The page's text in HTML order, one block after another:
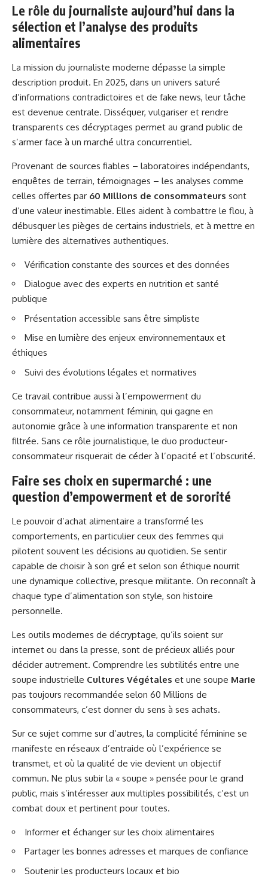
Le rôle du journaliste aujourd’hui dans la
sélection et l’analyse des produits
alimentaires
La mission du journaliste moderne dépasse la simple
description produit. En 2025, dans un univers saturé
d’informations contradictoires et de fake news, leur tâche
est devenue centrale. Disséquer, vulgariser et rendre
transparents ces décryptages permet au grand public de
s’armer face à un marché ultra concurrentiel.
Provenant de sources fiables – laboratoires indépendants,
enquêtes de terrain, témoignages – les analyses comme
celles offertes par 60 Millions de consommateurs sont
d’une valeur inestimable. Elles aident à combattre le flou, à
débusquer les pièges de certains industriels, et à mettre en
lumière des alternatives authentiques.
Vérification constante des sources et des données
Dialogue avec des experts en nutrition et santé
publique
Présentation accessible sans être simpliste
Mise en lumière des enjeux environnementaux et
éthiques
Suivi des évolutions légales et normatives
Ce travail contribue aussi à l’empowerment du
consommateur, notamment féminin, qui gagne en
autonomie grâce à une information transparente et non
filtrée. Sans ce rôle journalistique, le duo producteur-
consommateur risquerait de céder à l’opacité et l’obscurité.
Faire ses choix en supermarché : une
question d’empowerment et de sororité
Le pouvoir d’achat alimentaire a transformé les
comportements, en particulier ceux des femmes qui
pilotent souvent les décisions au quotidien. Se sentir
capable de choisir à son gré et selon son éthique nourrit
une dynamique collective, presque militante. On reconnaît à
chaque type d’alimentation son style, son histoire
personnelle.
Les outils modernes de décryptage, qu’ils soient sur
internet ou dans la presse, sont de précieux alliés pour
décider autrement. Comprendre les subtilités entre une
soupe industrielle Cultures Végétales et une soupe Marie
pas toujours recommandée selon 60 Millions de
consommateurs, c’est donner du sens à ses achats.
Sur ce sujet comme sur d’autres, la complicité féminine se
manifeste en réseaux d’entraide où l’expérience se
transmet, et où la qualité de vie devient un objectif
commun. Ne plus subir la « soupe » pensée pour le grand
public, mais s’intéresser aux multiples possibilités, c’est un
combat doux et pertinent pour toutes.
Informer et échanger sur les choix alimentaires
Partager les bonnes adresses et marques de confiance
Soutenir les producteurs locaux et bio